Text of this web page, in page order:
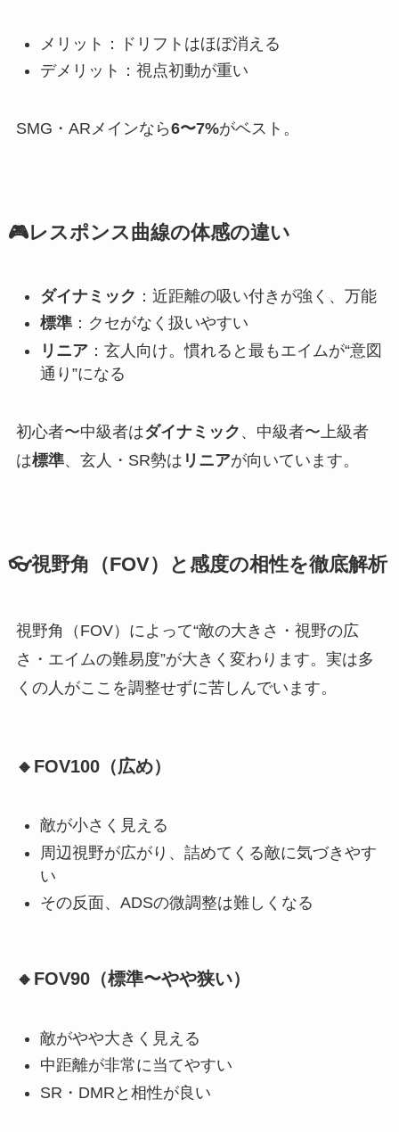
メリット：ドリフトはほぼ消える
デメリット：視点初動が重い
SMG・ARメインなら6〜7%がベスト。
🎮レスポンス曲線の体感の違い
ダイナミック ：近距離の吸い付きが強く、万能
標準：クセがなく扱いやすい
リニア：玄人向け。慣れると最もエイムが“意図
通り”になる
初心者〜中級者はダイナミック 、中級者〜上級者
は標準、玄人・SR勢は リニアが向いています。
👓視野角（FOV）と感度の相性を徹底解析
視野角（FOV）によって“敵の大きさ・視野の広
さ・エイムの難易度”が大きく変わります。実は多
くの人がここを調整せずに苦しんでいます。
🔸FOV100（広め）
敵が小さく見える
周辺視野が広がり、詰めてくる敵に気づきやす
い
その反面、ADSの微調整は難しくなる
🔸FOV90（標準〜やや狭い）
敵がやや大きく見える
中距離が非常に当てやすい
SR・DMRと相性が良い